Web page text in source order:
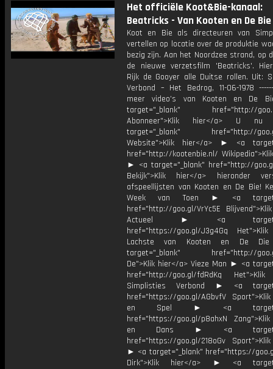
Het officiële Koot&Bie-kanaal:
Beatricks - Van Kooten en De Bie
Koot en Bie als directeuren van
vertellen op locatie over de produktie
bezig zijn. Aan het Noordzee strand, op
de nieuwe verzetsfilm 'Beatricks'.
Rijk de Gooyer alle Duitse rollen. Uit:
Verbond – Het Bedrog, 11-06-1978
meer video’s van Kooten en De
target="_blank" href="http://
Abonneer">Klik hier</a> U
target="_blank" href="http://
Website">Klik hier</a> ► <a
href="http://kootenbie.nl/
► <a target="_blank" href="http://
Bekijk">Klik hier</a> hieronder
afspeellijsten van Kooten en De Bie!
Week van Toen ► <a
href="http://goo.gl/VrYc5E
Actueel ► <a
href="https://goo.gl/J3g4Gq
Lachste van Kooten en De
target="_blank" href="http://
De">Klik hier</a> Vieze Man ► <a
href="http://goo.gl/fdRdKq
Simplisties Verbond ► <a
href="https://goo.gl/AGbvfV
en Spel ► <a
href="https://goo.gl/p8ahxN
en Dans ► <a
href="https://goo.gl/218oGv
► <a target="_blank" href="https://
Dirk">Klik hier</a> ► <a